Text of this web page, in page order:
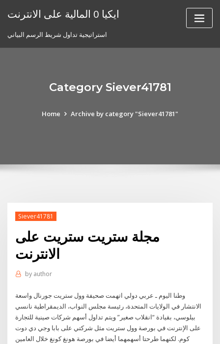
ايكيا 0 المالية على الانترنت
استراتيجية تداول شريط الرسم البياني
Category Siever41781
Home Archive by category "Siever41781"
Siever41781
مجلة ستريت ستريت على
الانترنت
by author
وطنا اليوم ـ عربي دولي اتهمت صحيفة وول ستريت جورنال واسعة
الانتشار في الولايات المتحدة، رئيسة مجلس النواب، الديمقراطية نانسي
بيلوسي، بقيادة “انقلاب صغير” ويتم تداول أسهم شركات صينية للتجارة
على الإنترنت في بورصة وول ستريت مثل شركتي على بابا وجي دي دوت
كوم. لكنهما طرحتا أسهمهما أيضا في بورصة هونغ كونغ خلال العامين